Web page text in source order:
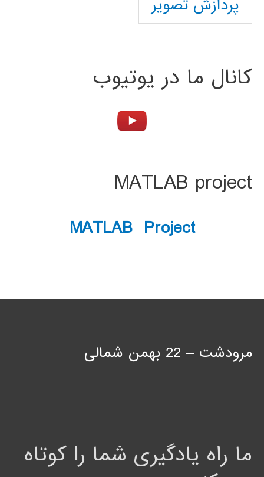
پردازش تصویر
کانال ما در یوتیوب
MATLAB project
MATLAB Project
مرودشت – 22 بهمن شمالی
ما راه یادگیری شما را کوتاه